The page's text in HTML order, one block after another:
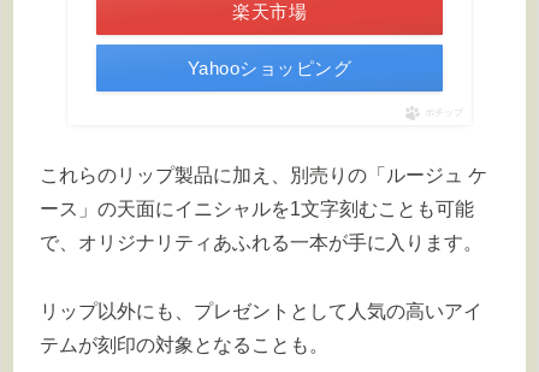
楽天市場
Yahooショッピング
ポチップ
これらのリップ製品に加え、別売りの「ルージュ ケ
ース」の天面にイニシャルを1文字刻むことも可能
で、オリジナリティあふれる一本が手に入ります。
リップ以外にも、プレゼントとして人気の高いアイ
テムが刻印の対象となることも。